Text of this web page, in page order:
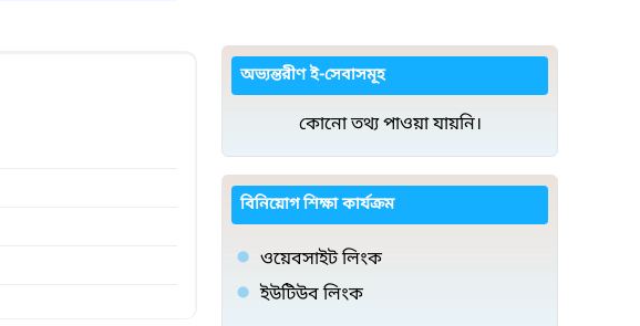
অভ্যন্তরীণ ই-সেবাসমূহ
কোনো তথ্য পাওয়া যায়নি।
বিনিয়োগ শিক্ষা কার্যক্রম
ওয়েবসাইট লিংক
ইউটিউব লিংক